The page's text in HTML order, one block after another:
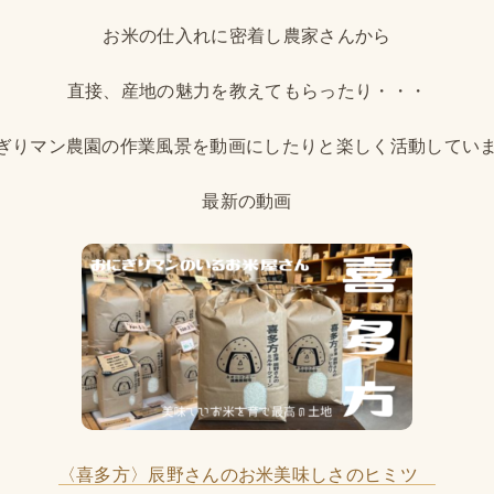
お米の仕入れに密着し農家さんから
直接、産地の魅力を教えてもらったり・・・
りマン農園の作業風景を動画にしたりと楽しく活動してい
最新の動画
〈喜多方〉辰野さんのお米美味しさのヒミツ